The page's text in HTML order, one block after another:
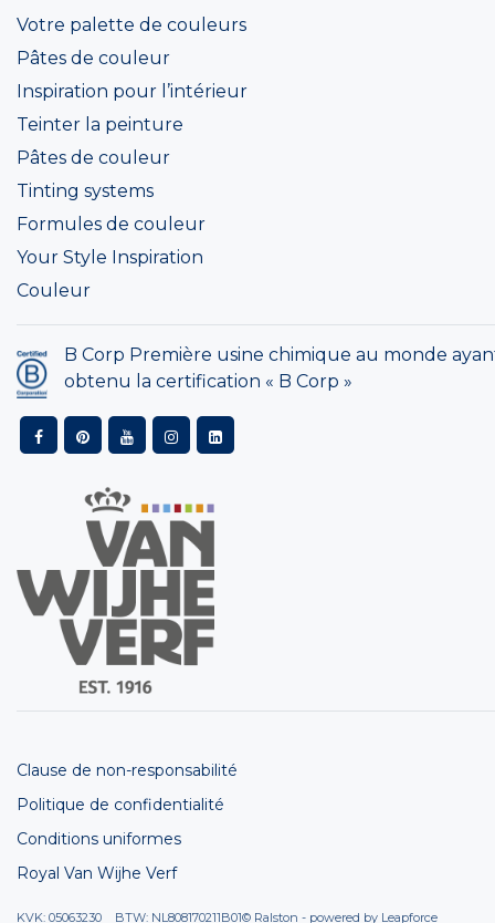
Votre palette de couleurs
Pâtes de couleur
Inspiration pour l’intérieur
Teinter la peinture
Pâtes de couleur
Tinting systems
Formules de couleur
Your Style Inspiration
Couleur
B Corp Première usine chimique au monde
obtenu la certification « B Corp »
Clause de non-responsabilité
Politique de confidentialité
Conditions uniformes
Royal Van Wijhe Verf
KVK: 05063230 BTW: NL808170211B01© Ralston - powered by Leapforce